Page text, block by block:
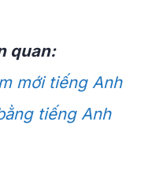
quan:
mới tiếng Anh
tiếng Anh